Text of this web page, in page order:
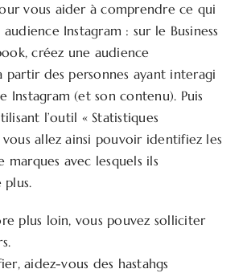
vous aider à comprendre ce qui
Instagram : sur le Business
créez une audience
partir des personnes ayant interagi
Instagram (et son contenu). Puis
l’outil « Statistiques
vous allez ainsi pouvoir identifiez les
marques avec lesquels ils
plus.
plus loin, vous pouvez solliciter
aidez-vous des hastahgs